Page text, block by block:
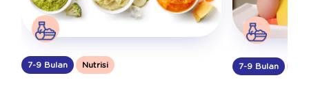
7-9 Bulan Nutrisi 7-9 Bulan